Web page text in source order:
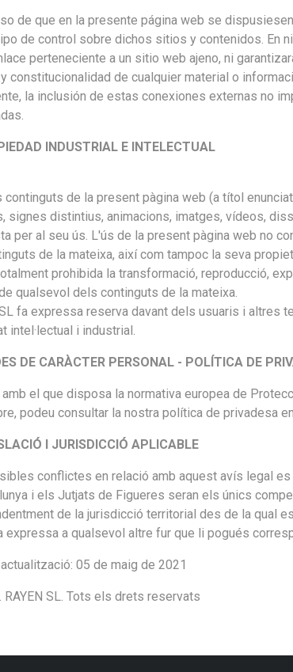
de que en la presente página web se
de control sobre dichos sitios y contenidos. En
perteneciente a un sitio web ajeno, ni
constitucionalidad de cualquier material o
la inclusión de estas conexiones externas no
INDUSTRIAL E INTELECTUAL
continguts de la present pàgina web (a títol
signes distintius, animacions, imatges, vídeos,
per al seu ús. L'ús de la present pàgina web no
de la mateixa, així com tampoc la seva
prohibida la transformació, reproducció,
qualsevol dels continguts de la mateixa.
SL fa expressa reserva davant dels usuaris i
intel·lectual i industrial.
DE CARÀCTER PERSONAL - POLÍTICA DE
amb el que disposa la normativa europea de
podeu consultar la nostra política de privadesa
I JURISDICCIÓ APLICABLE
conflictes en relació amb aquest avís legal
i els Jutjats de Figueres seran els únics
de la jurisdicció territorial des de la qual
expressa a qualsevol altre fur que li pogués
05 de maig de 2021
SL. Tots els drets reservats